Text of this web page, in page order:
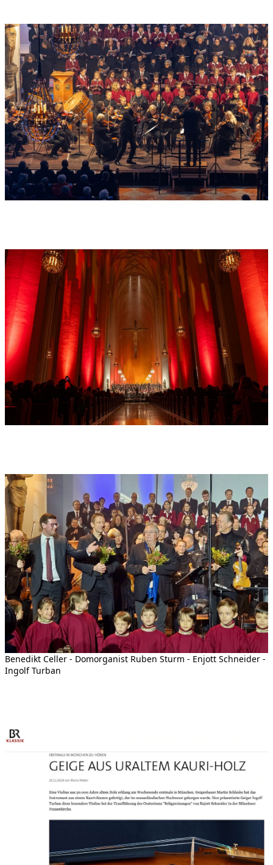
Benedikt Celler - Domorganist Ruben Sturm - Enjott Schneider -
Ingolf Turban